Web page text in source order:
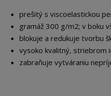
prešitý s viscoelastickou
gramáž 300 g/m2; v boku
blokuje a redukuje tvorbu
vysoko kvalitný, striebrom
zabraňuje vytváraniu